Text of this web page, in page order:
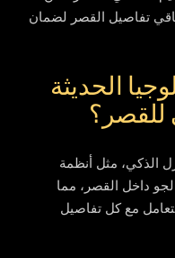
تفاصيل القصر لضمان
الحديثة
للقصر؟
الذكي، مثل أنظمة
داخل القصر، مما
مع كل تفاصيل